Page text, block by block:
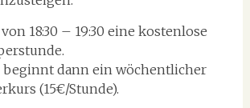
von 18:30 – 19:30 eine kostenlose
beginnt dann ein wöchentlicher
(15€/Stunde).